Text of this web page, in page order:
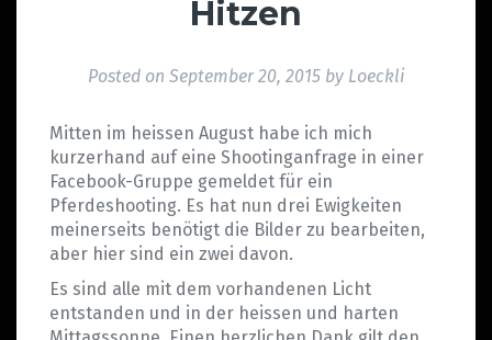
Hitzen
Posted on September 20, 2015 by Loeckli
Mitten im heissen August habe ich mich
kurzerhand auf eine Shootinganfrage in einer
Facebook-Gruppe gemeldet für ein
Pferdeshooting. Es hat nun drei Ewigkeiten
meinerseits benötigt die Bilder zu bearbeiten,
aber hier sind ein zwei davon.
Es sind alle mit dem vorhandenen Licht
entstanden und in der heissen und harten